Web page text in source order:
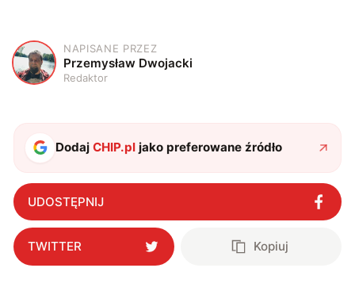
P
NAPISANE PRZEZ
Przemysław Dwojacki
Redaktor
DodajCHIP.pl jako preferowane źródło
UDOSTĘPNIJ
TWITTER Kopiuj